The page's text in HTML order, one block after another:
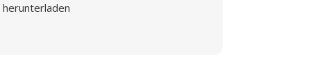
herunterladen